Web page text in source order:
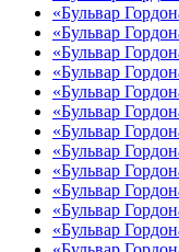
«Бульвар
«Бульвар
«Бульвар
«Бульвар
«Бульвар
«Бульвар
«Бульвар
«Бульвар
«Бульвар
«Бульвар
«Бульвар
«Бульвар